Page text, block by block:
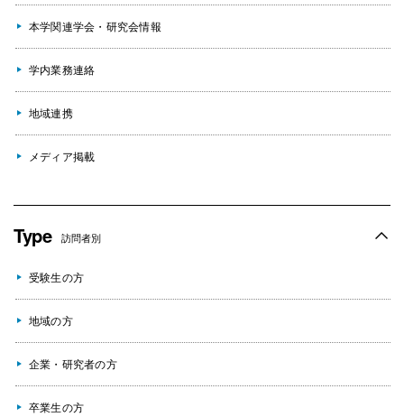
本学関連学会・研究会情報
学内業務連絡
地域連携
メディア掲載
Type 訪問者別
受験生の方
地域の方
企業・研究者の方
卒業生の方